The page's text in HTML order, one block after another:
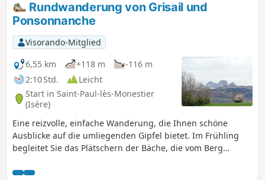
Rundwanderung von Grisail und
Ponsonnanche
Visorando-Mitglied
6,55 km
+118 m
-116 m
2:10 Std.
Leicht
Start in Saint-Paul-lès-Monestier
(Isère)
Eine reizvolle, einfache Wanderung, die Ihnen schöne
Ausblicke auf die umliegenden Gipfel bietet. Im Frühling
begleitet Sie das Plätschern der Bäche, die vom Berg